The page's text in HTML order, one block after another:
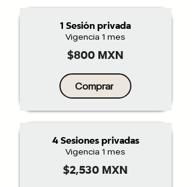
1 Sesión privada
Vigencia 1 mes
$800 MXN
Comprar
4 Sesiones privadas
Vigencia 1 mes
$2,530 MXN